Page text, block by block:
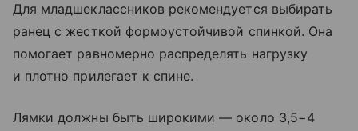
Для младшеклассников рекомендуется выбирать
ранец с жесткой формоустойчивой спинкой. Она
помогает равномерно распределять нагрузку
и плотно прилегает к спине.
Лямки должны быть широкими — около 3,5−4